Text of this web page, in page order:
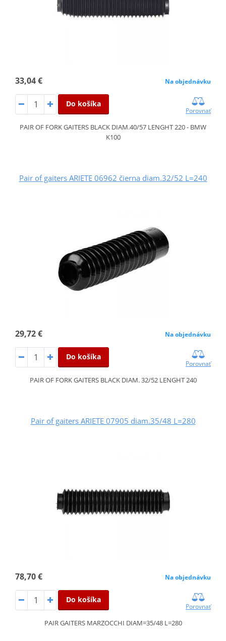
33,04 € Na objednávku
Do košíka
Porovnať
PAIR OF FORK GAITERS BLACK DIAM.40/57 LENGHT 220 - BMW
K100
Pair of gaiters ARIETE 06962 čierna diam.32/52 L=240
29,72 € Na objednávku
Do košíka
Porovnať
PAIR OF FORK GAITERS BLACK DIAM. 32/52 LENGHT 240
Pair of gaiters ARIETE 07905 diam.35/48 L=280
78,70 € Na objednávku
Do košíka
Porovnať
PAIR GAITERS MARZOCCHI DIAM=35/48 L=280